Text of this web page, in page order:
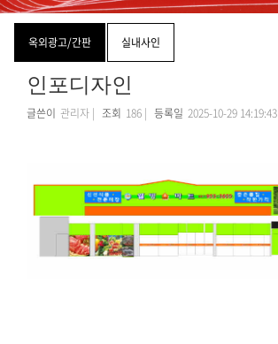
옥외광고/간판 실내사인
인포디자인
글쓴이 관리자 | 조회 186 | 등록일 2025-10-29 14:19:43